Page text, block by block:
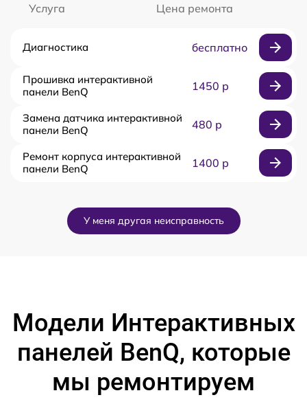
Услуга Цена ремонта
Диагностика бесплатно
Прошивка интерактивной
панели BenQ
1450 р
Замена датчика интерактивной
панели BenQ
480 р
Ремонт корпуса интерактивной
панели BenQ
1400 р
У меня другая неисправность
Модели Интерактивных
панелей BenQ, которые
мы ремонтируем